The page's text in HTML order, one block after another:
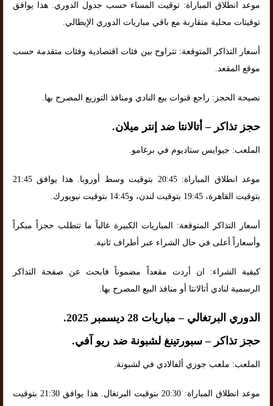
موعد انطلاق المباراة: توقيت المساء حسب جدول الدوري. هذا يوافق
توقيتات محلية متقاربة مع باقي مباريات الدوري الإيطالي.
أسعار التذاكر المتوقعة: تتراوح بين فئات اقتصادية وفئات متقدمة حسب
موقع المقعد.
نصيحة الحجز: راجع قنوات بيع النادي ومنافذ التوزيع المصرح بها.
حجز تذاكر – أتالانتا ضد إنتر ميلان.
الملعب: جيوايس ستاديوم في برغامو.
موعد انطلاق المباراة: 20:45 بتوقيت وسط أوروبا. هذا يوافق 21:45
بتوقيت القاهرة، 19:45 بتوقيت لندن، و14:45 بتوقيت نيويورك.
أسعار التذاكر المتوقعة: المباريات الكبيرة غالباً ما تتطلب حجزاً مبكراً
وأسعاراً أعلى في حال الشراء عبر أطراف ثانية.
كيفية الشراء: ان أردت مقعداً مضموناً فابحث عن صفحة التذاكر
الرسمية لنادي أتالانتا أو منافذ البيع المصرح بها.
الدوري البرتغالي – مباريات 28 ديسمبر 2025.
حجز تذاكر – سبورتينغ لشبونة ضد ريو آفي.
الملعب: ملعب جوزي ألفالادي في لشبونة.
موعد انطلاق المباراة: 20:30 بتوقيت البرتغال. هذا يوافق 21:30 بتوقيت